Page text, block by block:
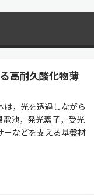
高耐久酸化物薄
，光を透過しながら
池，発光素子，受光
ーなどを支える基盤材